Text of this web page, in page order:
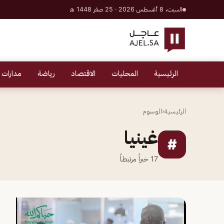
السبت، 8 أغسطس 2026 · 25 صفر 1448 هـ
الرئيسية المحليات الاقتصاد رياضة
الرئيسية‹الوسوم
# غينيا
17 خبراً مرتبطاً